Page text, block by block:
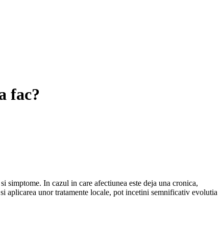
fac?
simptome. In cazul in care afectiunea este deja una cronica,
aplicarea unor tratamente locale, pot incetini semnificativ evolutia